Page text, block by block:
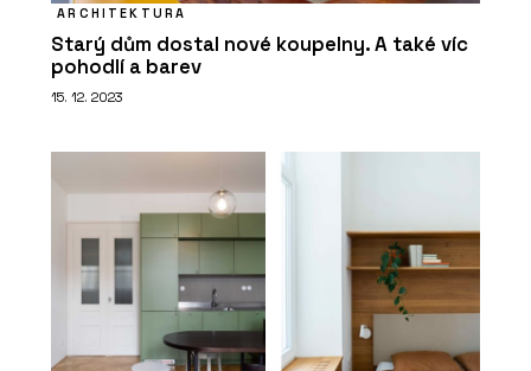
Pražský Fragment získal druhé místo
v kategorii inovace v mezinárodní
soutěži Gypsum Trophy
PRODUKTY
Profikalkulátor Rigips
ARCHITEKTURA
Starý dům dostal nové koupelny. A také víc
pohodlí a barev
15. 12. 2023